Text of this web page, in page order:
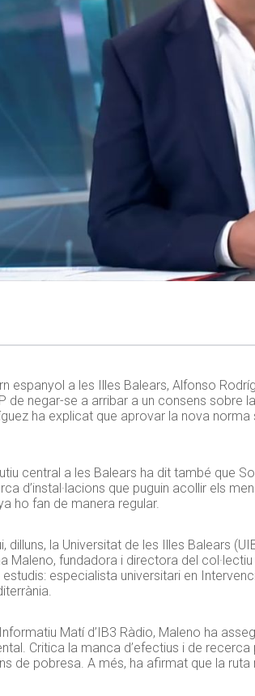
espanyol a les Illes Balears, Alfonso
de negar-se a arribar a un consens sobre
ha explicat que aprovar la nova
central a les Balears ha dit també que
d’instal·lacions que puguin acollir els
ho fan de manera regular.
dilluns, la Universitat de les Illes Balears
Maleno, fundadora i directora del
estudis: especialista universitari en
Matí d’IB3 Ràdio, Maleno ha
Critica la manca d’efectius i de
de pobresa. A més, ha afirmat que la